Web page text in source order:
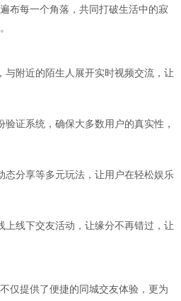
布每一个角落，共同打破生活中的寂
与附近的陌生人展开实时视频交流，让
证系统，确保大多数用户的真实性，
态分享等多元玩法，让用户在轻松娱乐
上线下交友活动，让缘分不再错过，让
仅提供了便捷的同城交友体验，更为